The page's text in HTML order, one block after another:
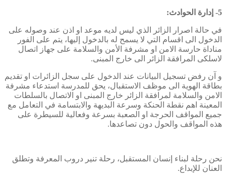
5- إدارة الحوادث:
في حالة اصرار الزائر الذي ليس لديه موعد او اذن عند وصوله على
الدخول الى اقسام التي لا يسمح له بالدخول إليها، يتم على الفور
مناداة حارسة الامن او مشرفة الأمن والسلامة على جهاز اتصال
لاسلکی المرافقة الزائر الى خارج المبنى.
و آن رفض تسجيل البيانات عند الدخول على سجل الزائرات او تقديم
بطاقة الهوية الى موظف الاستقبال، يحق للمدرسة استدعاء مشرفة
الامن والسلامة لمرافقة الزائر خارج المبنى او الاتصال بالسلطات
المعينة اهم نقطة الحنكة وسرعة البديهة والابتسامة في التعامل مع
جميع المواقف الحرجة او الصعبة بسرعة وفعالية للسيطرة على
هذه المواقف والحول دون تصاعدها.
نحن رحلة لبناء إنسان المستقبل، رحلة تنير دروب المعرفة وتطلق
العنان للإبداع.